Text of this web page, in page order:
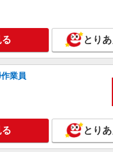
とり
業員
とり